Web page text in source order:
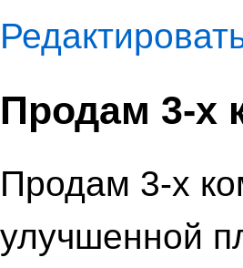
Продам 3-х
Продам 3-х
улучшенной